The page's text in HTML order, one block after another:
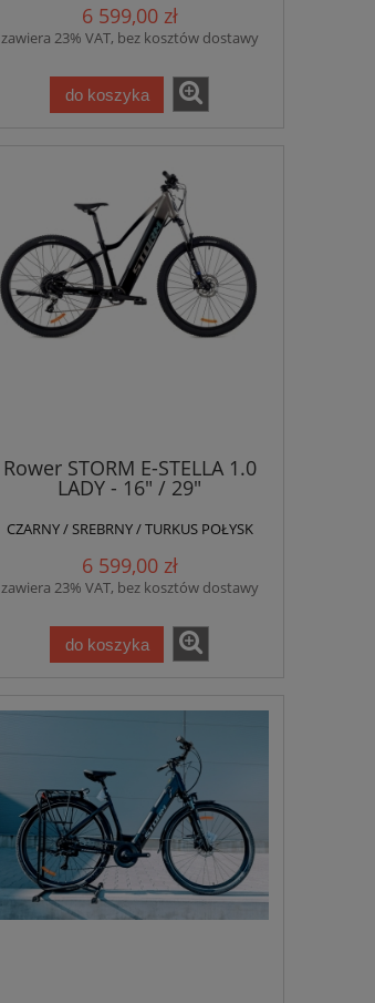
6 599,00 zł
zawiera 23% VAT, bez kosztów dostawy
do koszyka
Rower STORM E-STELLA 1.0
LADY - 16" / 29"
CZARNY / SREBRNY / TURKUS POŁYSK
6 599,00 zł
zawiera 23% VAT, bez kosztów dostawy
do koszyka